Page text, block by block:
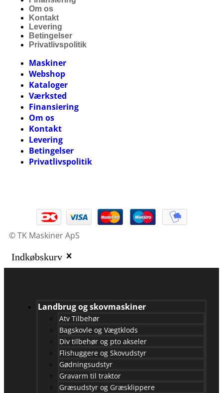
Om os
Kontakt
Levering
Betingelser
Privatlivspolitik
Maskiner
Webshop
Kataloger
Værksted
Finansiering
Om os
Kontakt
Levering
Betingelser
Privatlivspolitik
© TK Maskiner ApS
Indkøbskurv
Landbrug og skovmaskiner
Atv Tilbehør
Bagskovle og Vægtklods
Div tilbehør og pto akseler
Flishuggere og Skovudstyr
Gødningsudstyr
Gravarm til traktor
Græsudstyr og Græsklippere